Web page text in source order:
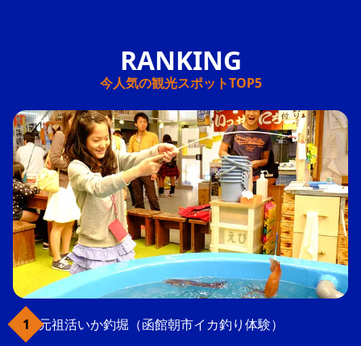
今人気の観光スポットTOP5
元祖活いか釣堀（函館朝市イカ釣り体験）